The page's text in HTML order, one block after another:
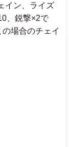
イン、ライズ
、鋭撃×2で
場合のチェイ